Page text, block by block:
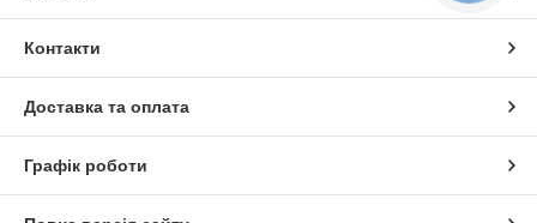
Контакти
Доставка та оплата
Графік роботи